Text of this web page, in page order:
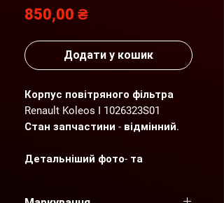
850,00 ₴Ціна
Додати у кошик
Корпус повітряного фільтра
Renault Koleos I 1026323S01
Стан запчастини - відмінний.
Детальніший фото- та